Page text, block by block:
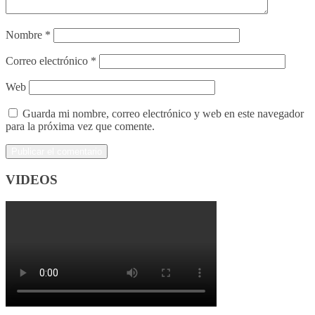
Nombre *
Correo electrónico *
Web
Guarda mi nombre, correo electrónico y web en este navegador
para la próxima vez que comente.
VIDEOS